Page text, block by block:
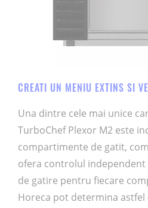
CREATI UN MENIU EXTINS SI
Una dintre cele mai unice
TurboChef Plexor M2 este
compartimente de gatit,
ofera controlul
de gatire pentru fiecare
Horeca pot determina